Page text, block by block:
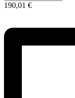
190,01 €